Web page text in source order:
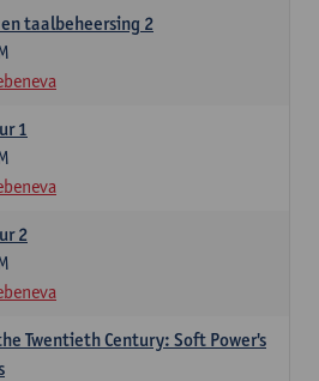
taalbeheersing 2
1
2
Twentieth Century: Soft Power's